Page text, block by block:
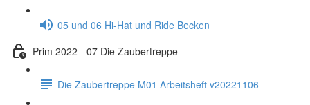
05 und 06 Hi-Hat und Ride Becken
Prim 2022 - 07 Die Zaubertreppe
Die Zaubertreppe M01 Arbeitsheft v20221106